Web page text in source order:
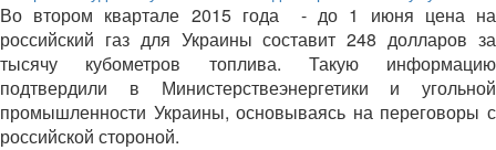
Во втором квартале 2015 года - до 1 июня цена на
российский газ для Украины составит 248 долларов за
тысячу кубометров топлива. Такую информацию
подтвердили в Министерствеэнергетики и угольной
промышленности Украины, основываясь на переговоры с
российской стороной.